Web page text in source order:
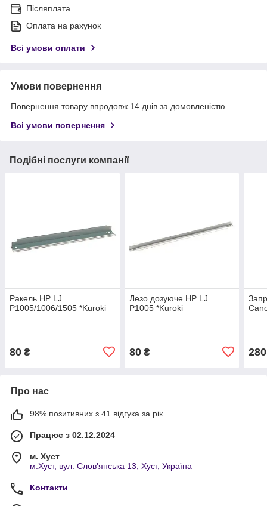
Післяплата
Оплата на рахунок
Всі умови оплати
Умови повернення
Повернення товару впродовж 14 днів за домовленістю
Всі умови повернення
Подібні послуги компанії
Ракель HP LJ
P1005/1006/1505 *Kuroki
80 ₴
Лезо дозуюче HP LJ
P1005 *Kuroki
80₴ 280
Про нас
98% позитивних з 41 відгука за рік
Працює з 02.12.2024
м. Хуст
м.Хуст, вул. Слов'янська 13, Хуст, Україна
Контакти